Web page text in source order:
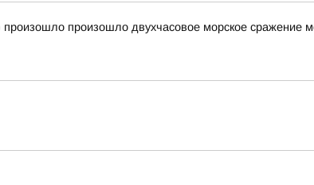
произошло двухчасовое морское сражение